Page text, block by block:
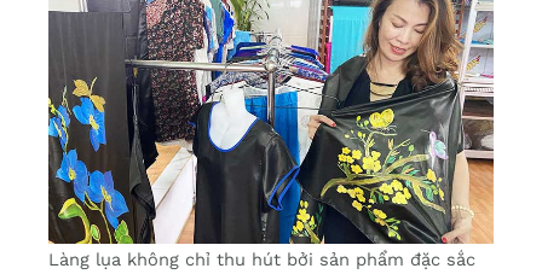
Làng lụa không chỉ thu hút bởi sản phẩm đặc sắc